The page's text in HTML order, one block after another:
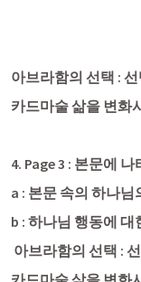
아브라함의 선택 :
카드마술 삶을 변화
4. Page 3 : 본문에
a : 본문 속의 하나님
b : 하나님 행동에 대
아브라함의 선택 :